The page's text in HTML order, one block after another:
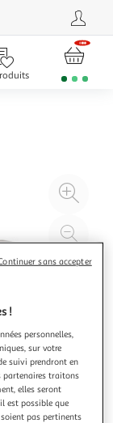
à
à
!
personnelles,
sur votre
suivi prendront en
partenaires traitons
elles seront
est possible que
pas pertinents
sans accepter